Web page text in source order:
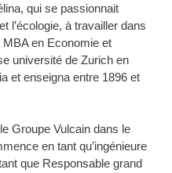
qui se passionnait
l’écologie, à travailler dans
en Economie et
université de Zurich en
et enseigna entre 1896 et
Groupe Vulcain dans le
en tant qu’ingénieure
que Responsable grand